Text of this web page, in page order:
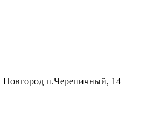
п.Черепичный, 14